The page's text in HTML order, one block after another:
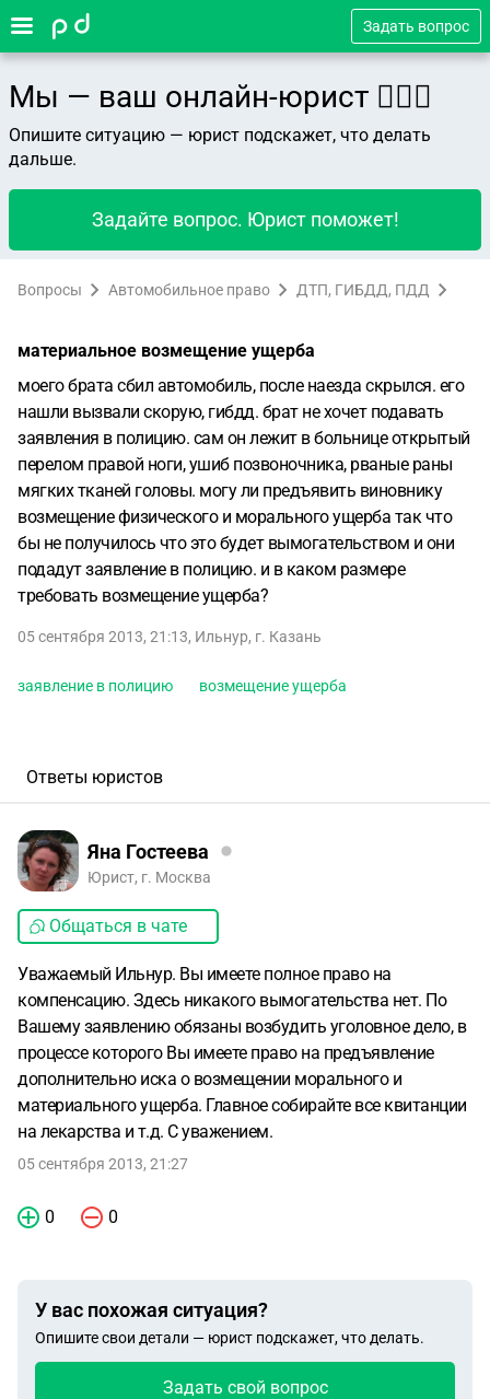
Задать вопрос
Мы — ваш онлайн-юрист 👨🏻‍⚖️
Опишите ситуацию — юрист подскажет, что делать
дальше.
Задайте вопрос. Юрист поможет!
Вопросы Автомобильное право ДТП, ГИБДД, ПДД
материальное возмещение ущерба
моего брата сбил автомобиль, после наезда скрылся. его
нашли вызвали скорую, гибдд. брат не хочет подавать
заявления в полицию. сам он лежит в больнице открытый
перелом правой ноги, ушиб позвоночника, рваные раны
мягких тканей головы. могу ли предъявить виновнику
возмещение физического и морального ущерба так что
бы не получилось что это будет вымогательством и они
подадут заявление в полицию. и в каком размере
требовать возмещение ущерба?
05 сентября 2013, 21:13, Ильнур, г. Казань
заявление в полицию возмещение ущерба
Ответы юристов
Яна Гостеева
Юрист, г. Москва
Общаться в чате
Уважаемый Ильнур. Вы имеете полное право на
компенсацию. Здесь никакого вымогательства нет. По
Вашему заявлению обязаны возбудить уголовное дело, в
процессе которого Вы имеете право на предъявление
дополнительно иска о возмещении морального и
материального ущерба. Главное собирайте все квитанции
на лекарства и т.д. С уважением.
05 сентября 2013, 21:27
0 0
У вас похожая ситуация?
Опишите свои детали — юрист подскажет, что делать.
Задать свой вопрос